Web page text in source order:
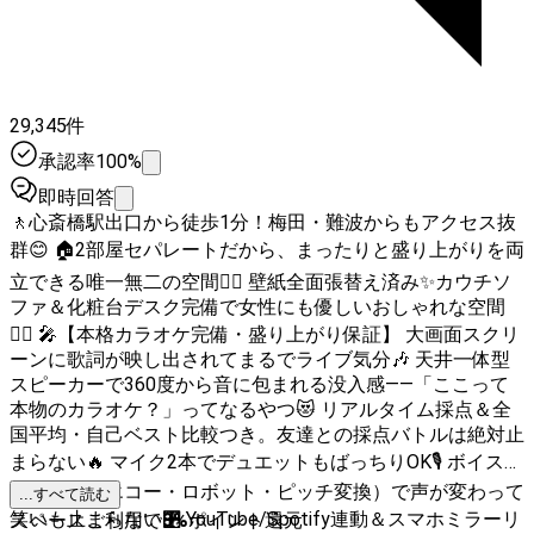
29,345件
承認率100%
即時回答
🚶心斎橋駅出口から徒歩1分！梅田・難波からもアクセス抜
群😊 🏠2部屋セパレートだから、まったりと盛り上がりを両
立できる唯一無二の空間❤️‍🔥 壁紙全面張替え済み✨カウチソ
ファ＆化粧台デスク完備で女性にも優しいおしゃれな空間
🙆‍♀️ 🎤【本格カラオケ完備・盛り上がり保証】 大画面スクリ
ーンに歌詞が映し出されてまるでライブ気分🎶 天井一体型
スピーカーで360度から音に包まれる没入感——「ここって
本物のカラオケ？」ってなるやつ😻 リアルタイム採点＆全
国平均・自己ベスト比較つき。友達との採点バトルは絶対止
まらない🔥 マイク2本でデュエットもばっちりOK🎙 ボイスエ
フェクト（エコー・ロボット・ピッチ変換）で声が変わって
笑いも止まらない🎛 YouTube/Spotify連動＆スマホミラーリ
...すべて読む
スペースご利用で3%ポイント還元